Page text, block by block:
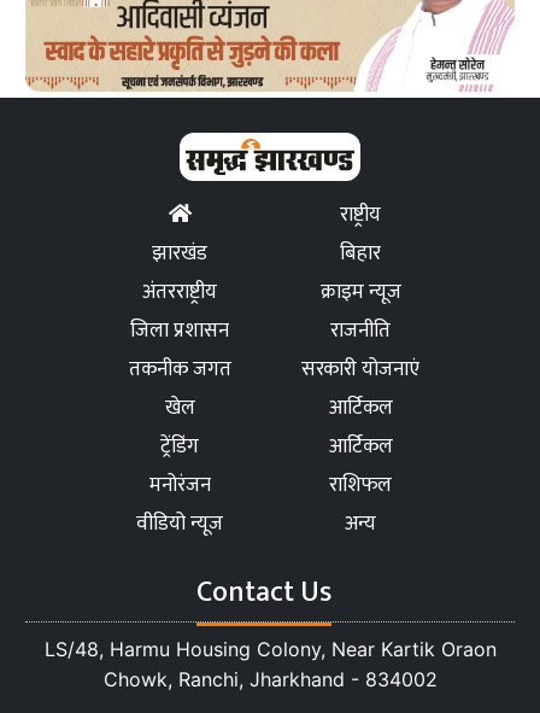
राष्ट्रीय
झारखंड
बिहार
अंतरराष्ट्रीय
क्राइम न्यूज
जिला प्रशासन
राजनीति
तकनीक जगत
सरकारी योजनाएं
खेल
आर्टिकल
ट्रेंडिंग
आर्टिकल
मनोरंजन
राशिफल
वीडियो न्यूज
अन्य
Contact Us
LS/48, Harmu Housing Colony, Near Kartik Oraon
Chowk, Ranchi, Jharkhand - 834002